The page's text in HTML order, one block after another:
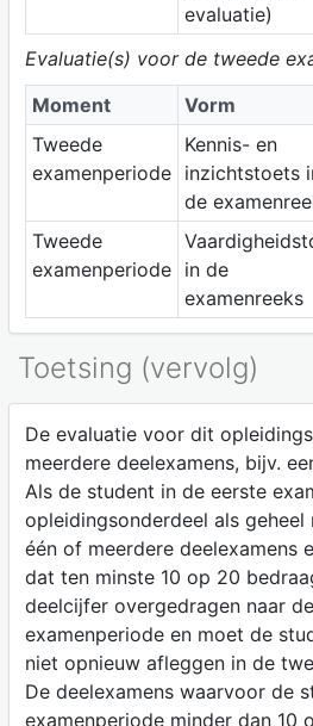
evaluatie)
Evaluatie(s) voor de tweede
Moment
Vorm
Tweede
examenperiode
Kennis- en
inzichtstoets
de
Tweede
examenperiode
in de
examenreeks
Toetsing (vervolg)
De evaluatie voor dit
meerdere deelexamens, bijv.
Als de student in de eerste
opleidingsonderdeel als
één of meerdere deelexamens
dat ten minste 10 op 20
deelcijfer overgedragen naar
examenperiode en moet de
niet opnieuw afleggen in de
De deelexamens waarvoor de
examenperiode minder dan 10